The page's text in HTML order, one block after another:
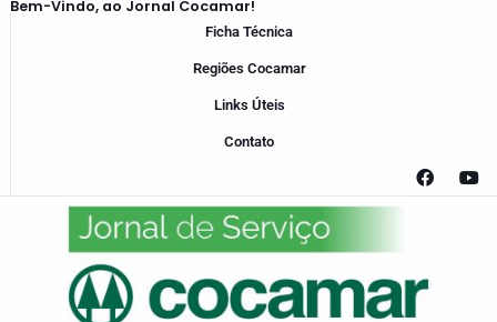
Bem-Vindo, ao Jornal Cocamar!
Ficha Técnica
Regiões Cocamar
Links Úteis
Contato